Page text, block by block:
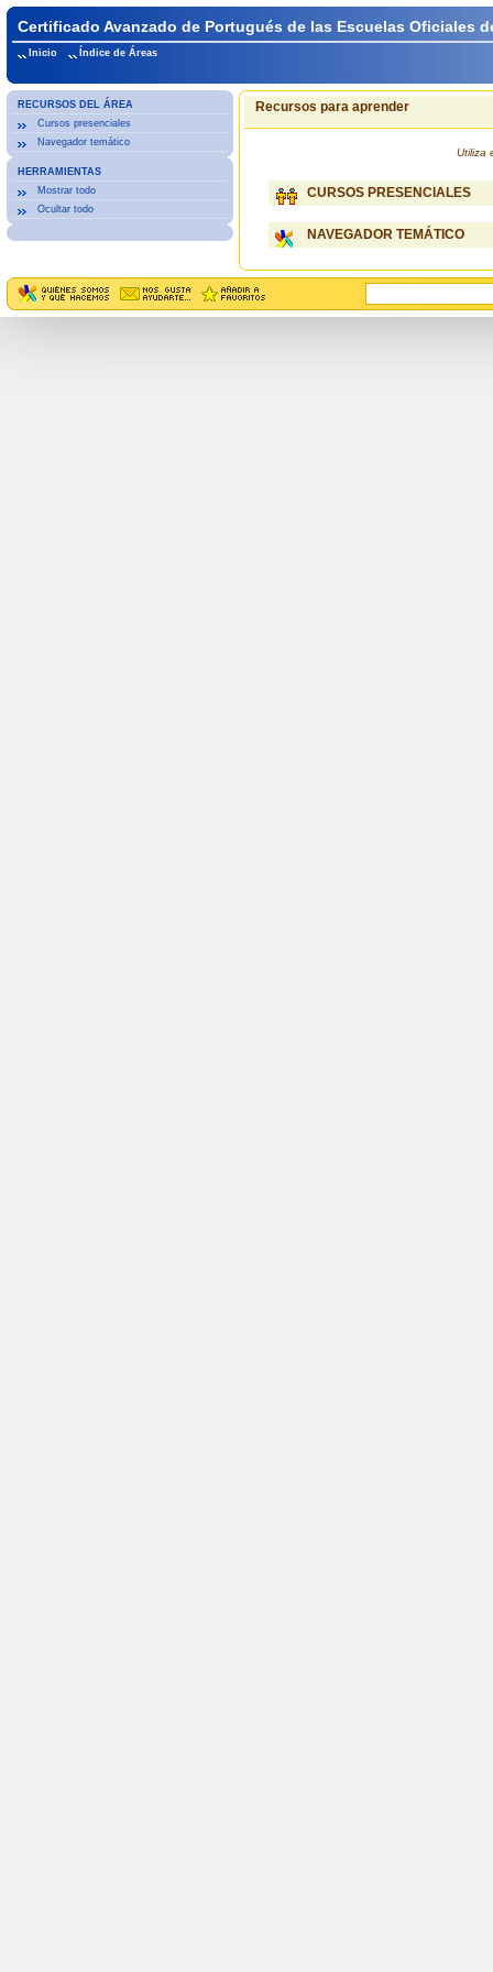
Certificado Avanzado de Portugués de las Escuelas Oficiales
Inicio Índice de Áreas
RECURSOS DEL ÁREA
Cursos presenciales
Navegador temático
HERRAMIENTAS
Mostrar todo
Ocultar todo
Recursos para aprender
Utiliza
CURSOS PRESENCIALES
NAVEGADOR TEMÁTICO